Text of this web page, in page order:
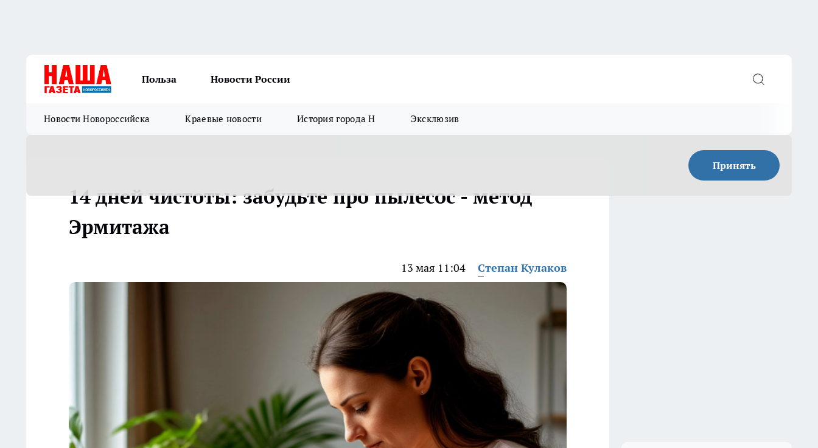
Польза Новости России
Новости Новороссийска Краевые новости История города Н Эксклюзив
Принять
14 дней чистоты: забудьте про пылесос - метод
Эрмитажа
13 мая 11:04 Степан Кулаков